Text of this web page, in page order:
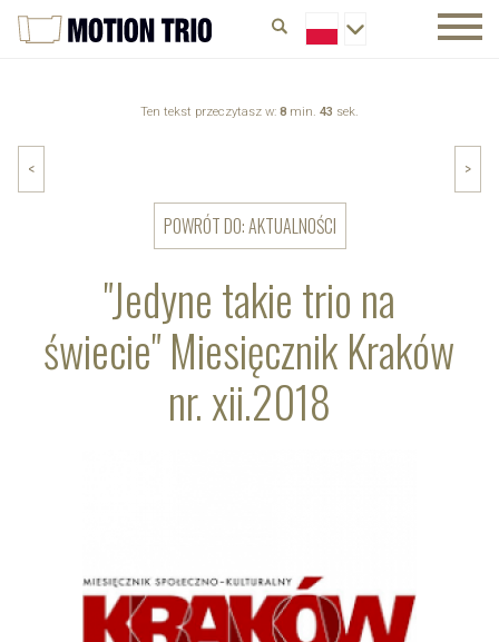
Ten tekst przeczytasz w: 8 min. 43 sek.
"Jedyne takie trio na
świecie" Miesięcznik Kraków
nr. xii.2018
< >
POWRÓT DO: AKTUALNOŚCI